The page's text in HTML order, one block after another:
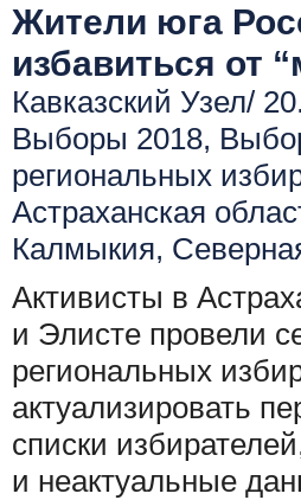
Жители юга
избавиться от
Кавказский Узел/
Выборы 2018,
региональных
Астраханская
Калмыкия,
Активисты в
и Элисте провели
региональных
актуализировать
списки
и неактуальные